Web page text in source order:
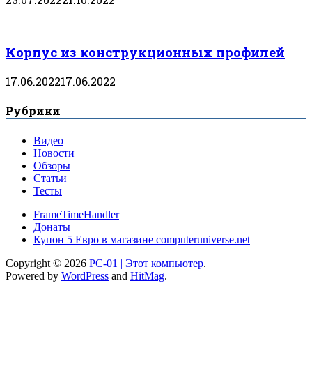
Корпус из конструкционных профилей
17.06.202217.06.2022
Рубрики
Видео
Новости
Обзоры
Статьи
Тесты
FrameTimeHandler
Донаты
Купон 5 Евро в магазине computeruniverse.net
Copyright © 2026 PC-01 | Этот компьютер.
Powered by WordPress and HitMag.